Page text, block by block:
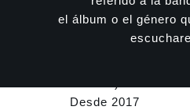
Córdoba, en el
barrio eCoficoen
Casa
Desde 2017
el álbum o el género